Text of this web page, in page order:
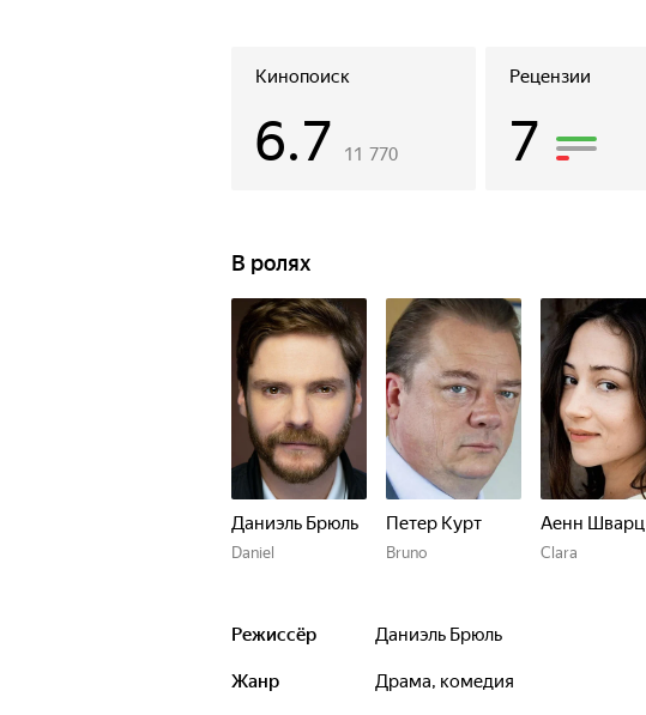
Кинопоиск
6.7 11 770
Рецензии
7
В ролях
Даниэль Брюль
Daniel
Петер Курт
Bruno
Аенн Шварц
Clara
Режиссёр Даниэль Брюль
Жанр драма, комедия